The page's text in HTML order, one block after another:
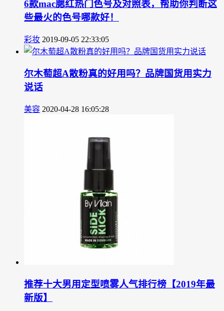
6款mac腮红热门色号及对照表，帮助你判断这
些最火的色号哪款好！
彩妆 2019-09-05 22:33:05
尔木萄超A散粉真的好用吗？品牌国货用实力
说话
美容 2020-04-28 16:05:28
推荐十大男用定型喷雾人气排行榜【2019年最
新版】